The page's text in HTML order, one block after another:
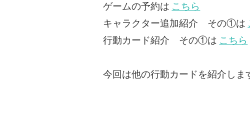
ゲームの予約は こちら
キャラクター追加紹介 その①は
行動カード紹介 その①は こちら
今回は他の行動カードを紹介しま